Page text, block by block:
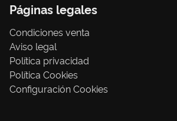
Páginas legales
Condiciones venta
Aviso legal
Política privacidad
Política Cookies
Configuración Cookies